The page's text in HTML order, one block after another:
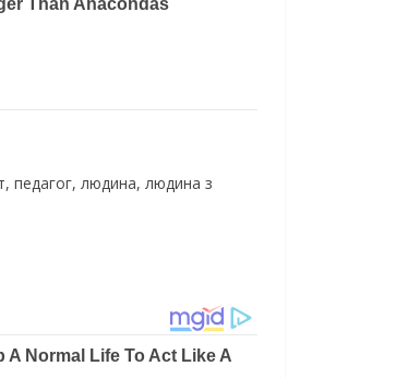
педагог, людина, людина з